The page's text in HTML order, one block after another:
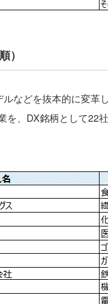
）
などを抜本的に変革
を、DX銘柄として22